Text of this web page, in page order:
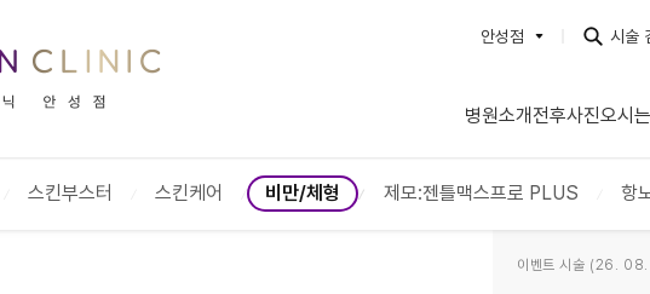
안성점
수원망포점
평택고덕점
안산중앙점
양주옥정점
성남신흥점
시술
병원소개전후사진오시
스킨부스터 스킨케어 비만/체형 제모:젠틀맥스프로 PLUS 항
이벤트 시술 (26.